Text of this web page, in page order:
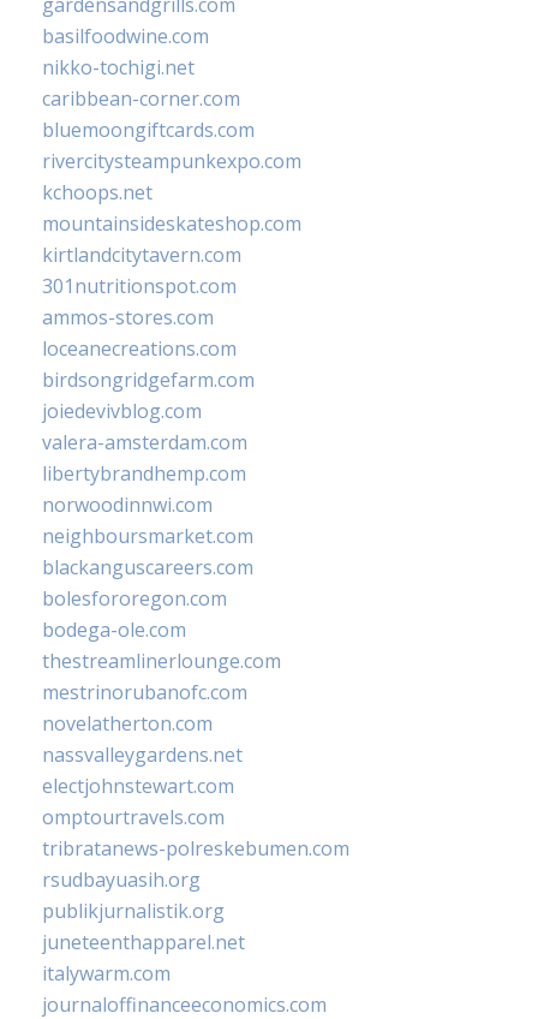
basilfoodwine.com
nikko-tochigi.net
caribbean-corner.com
bluemoongiftcards.com
rivercitysteampunkexpo.com
kchoops.net
mountainsideskateshop.com
kirtlandcitytavern.com
301nutritionspot.com
ammos-stores.com
loceanecreations.com
birdsongridgefarm.com
joiedevivblog.com
valera-amsterdam.com
libertybrandhemp.com
norwoodinnwi.com
neighboursmarket.com
blackanguscareers.com
bolesfororegon.com
bodega-ole.com
thestreamlinerlounge.com
mestrinorubanofc.com
novelatherton.com
nassvalleygardens.net
electjohnstewart.com
omptourtravels.com
tribratanews-polreskebumen.com
rsudbayuasih.org
publikjurnalistik.org
juneteenthapparel.net
italywarm.com
journaloffinanceeconomics.com